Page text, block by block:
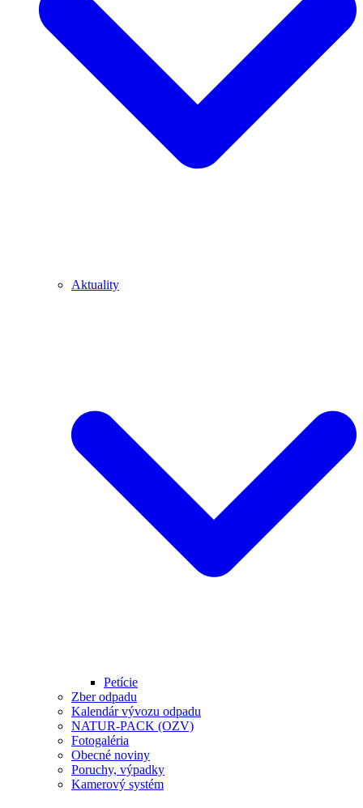
Aktuality
Petície
Zber odpadu
Kalendár vývozu odpadu
NATUR-PACK (OZV)
Fotogaléria
Obecné noviny
Poruchy, výpadky
Kamerový systém